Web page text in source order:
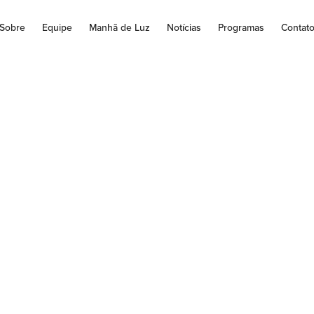
Sobre Equipe Manhã de Luz Notícias Programas Contato